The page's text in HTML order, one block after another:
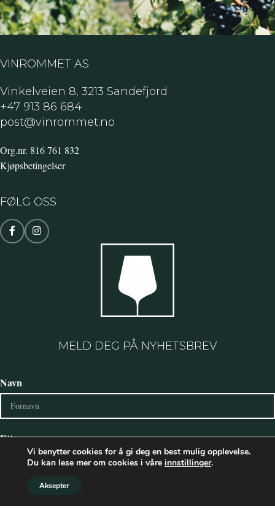
VINROMMET AS
Vinkelveien 8, 3213 Sandefjord
+47 913 86 684
post@vinrommet.no
Org.nr. 816 761 832
Kjøpsbetingelser
FØLG OSS
MELD DEG PÅ NYHETSBREV
Navn
Etternavn
E-postadresse:
Vi benytter cookies for å gi deg en best mulig opplevelse.
Du kan lese mer om cookies i våre innstillinger.
Aksepter